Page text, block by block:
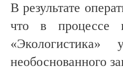
В результате
что в процессе
необоснованного